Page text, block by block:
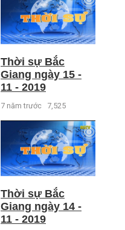
Thời sự Bắc
Giang ngày 15 -
11 - 2019
7 năm trước 7,525
Thời sự Bắc
Giang ngày 14 -
11 - 2019